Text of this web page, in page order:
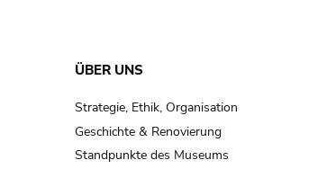
ÜBER UNS
Strategie, Ethik, Organisation
Geschichte & Renovierung
Standpunkte des Museums